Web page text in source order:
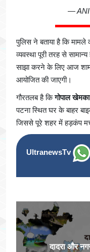
— ANI
पुलिस ने बताया है कि
व्यवस्था पूरी तरह से
साझा करने के लिए आज
आयोजित की जाएगी।
गौरतलब है किगोपाल
पटना स्थित घर के बाहर
जिससे पूरे शहर में हड़कंप
UltranewsTv
दादरा और